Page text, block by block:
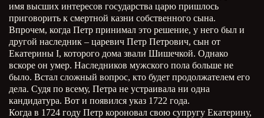
имя высших интересов государства царю пришлось
приговорить к смертной казни собственного сына.
Впрочем, когда Петр принимал это решение, у него был и
другой наследник – царевич Петр Петрович, сын от
Екатерины I, которого дома звали Шишечкой. Однако
вскоре он умер. Наследников мужского пола больше не
было. Встал сложный вопрос, кто будет продолжателем его
дела. Судя по всему, Петра не устраивала ни одна
кандидатура. Вот и появился указ 1722 года.
Когда в 1724 году Петр короновал свою супругу Екатерину,